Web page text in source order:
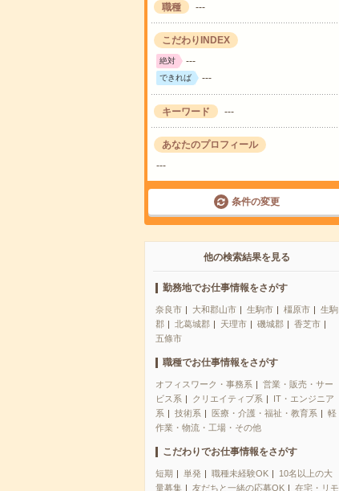
職種 ---
こだわりINDEX
絶対 ---
できれば ---
キーワード ---
あなたのプロフィール
---
条件の変更
他の検索結果を見る
勤務地でお仕事情報をさがす
奈良市 大和郡山市 生駒市 橿原市
生駒
郡
北葛城郡 天理市 磯城郡
香芝市
五條市
職種でお仕事情報をさがす
オフィスワーク・事務系
営業・販売・サー
ビス系
クリエイティブ系
IT・エンジニア
系
技術系 医療・介護・福祉・教育系
軽
作業・物流・工場・その他
こだわりでお仕事情報をさがす
短期 単発 職種未経験OK
10名以上の大
量募集
友だちと一緒の応募OK
在宅・リモ